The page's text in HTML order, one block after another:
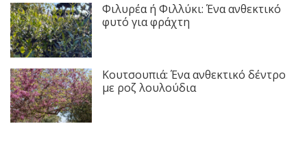
Φιλυρέα ή Φιλλύκι: Ένα ανθεκτικό
φυτό για φράχτη
Κουτσουπιά: Ένα ανθεκτικό δέντρο
με ροζ λουλούδια